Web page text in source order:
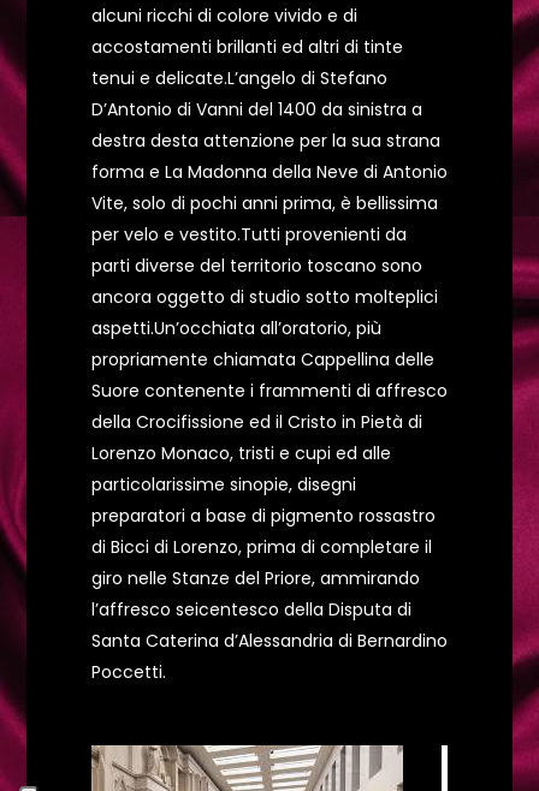
alcuni ricchi di colore vivido e di
accostamenti brillanti ed altri di tinte
tenui e delicate.L’angelo di Stefano
D’Antonio di Vanni del 1400 da sinistra a
destra desta attenzione per la sua strana
forma e La Madonna della Neve di Antonio
Vite, solo di pochi anni prima, è bellissima
per velo e vestito.Tutti provenienti da
parti diverse del territorio toscano sono
ancora oggetto di studio sotto molteplici
aspetti.Un’occhiata all’oratorio, più
propriamente chiamata Cappellina delle
Suore contenente i frammenti di affresco
della Crocifissione ed il Cristo in Pietà di
Lorenzo Monaco, tristi e cupi ed alle
particolarissime sinopie, disegni
preparatori a base di pigmento rossastro
di Bicci di Lorenzo, prima di completare il
giro nelle Stanze del Priore, ammirando
l’affresco seicentesco della Disputa di
Santa Caterina d’Alessandria di Bernardino
Poccetti.